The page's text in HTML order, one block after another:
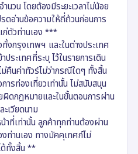
นวน โดยต้องมีระยะเวลาไม่น้อย
ดอ่านข้อความให้ถี่ถ้วนก่อนการ
ก่ตัวท่านเอง ***
งกรุงเทพฯ และในต่างประเทศ
ระเทศที่ระบุ ไว้ในรายการเดิน
คืนค่าทัวร์ไม่ว่ากรณีใดๆ ทั้งสิ้น
รท่องเที่ยวเท่านั้น ไม่สนับสนุน
ผิดกฎหมายและในขั้นตอนการผ่าน
เวียดนาม
าที่เท่านั้น ลูกค้าทุกท่านต้องผ่าน
ท่านเอง ทางมัคคุเทศก์ไม่
ด้ทั้งสิ้น **